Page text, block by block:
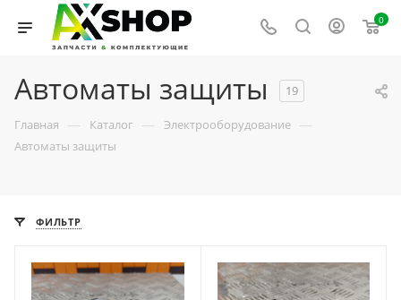
0
Автоматы защиты 19
Главная — Каталог — Электрооборудование —
Автоматы защиты
ФИЛЬТР